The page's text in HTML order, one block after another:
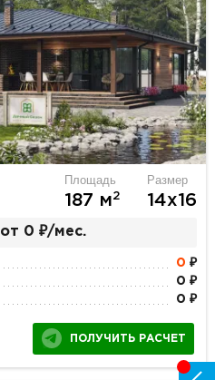
Площадь
187 м2
Размер
14х16
от 0 ₽/мес.
0 ₽
0 ₽
0 ₽
ПОЛУЧИТЬ РАСЧЕТ